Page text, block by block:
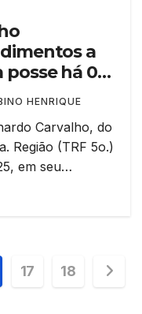
a
há 02
HENRIQUE
Carvalho, do
Região (TRF 5o.)
em seu…
17 18